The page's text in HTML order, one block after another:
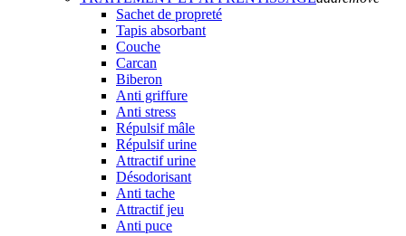
Sachet de propreté
Tapis absorbant
Couche
Carcan
Biberon
Anti griffure
Anti stress
Répulsif mâle
Répulsif urine
Attractif urine
Désodorisant
Anti tache
Attractif jeu
Anti puce